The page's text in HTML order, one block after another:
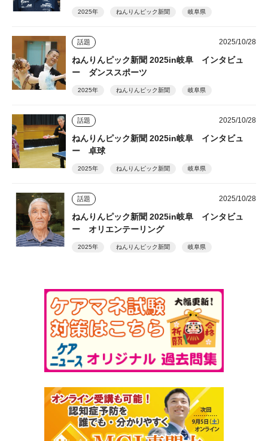
2025年 ねんりんピック新聞 岐阜県
話題 2025/10/28
ねんりんピック新聞 2025in岐阜 インタビュ
ー ダンススポーツ
2025年 ねんりんピック新聞 岐阜県
話題 2025/10/28
ねんりんピック新聞 2025in岐阜 インタビュ
ー 卓球
2025年 ねんりんピック新聞 岐阜県
話題 2025/10/28
ねんりんピック新聞 2025in岐阜 インタビュ
ー オリエンテーリング
2025年 ねんりんピック新聞 岐阜県